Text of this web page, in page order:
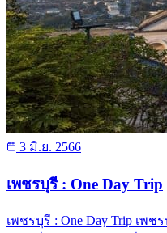
3 มิ.ย. 2566
เพชรบุรี : One Day Trip
เพชรบุรี : One Day Trip เพ